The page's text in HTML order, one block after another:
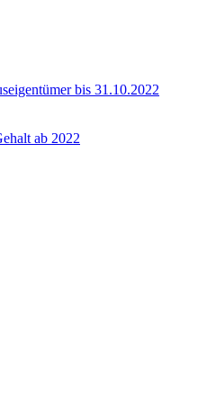
bis 31.10.2022
ab 2022